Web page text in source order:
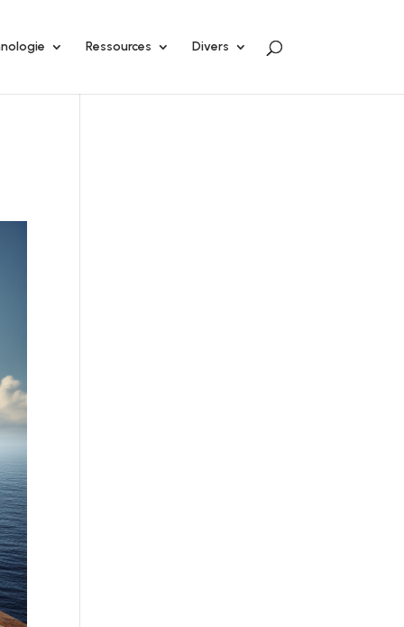
Ressources Divers